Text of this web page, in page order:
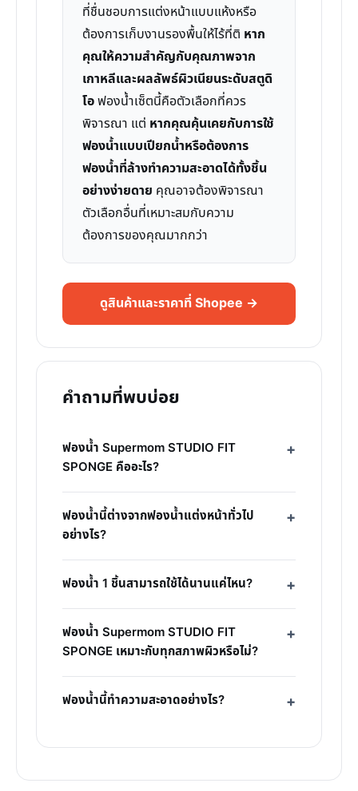
ที่ชื่นชอบการแต่งหน้าแบบแห้งหรือ
ต้องการเก็บงานรองพื้นให้ไร้ที่ติ หาก
คุณให้ความสำคัญกับคุณภาพจาก
เกาหลีและผลลัพธ์ผิวเนียนระดับสตูดิ
โอฟองน้ำเซ็ตนี้คือตัวเลือกที่ควร
พิจารณา แต่ หากคุณคุ้นเคยกับการใช้
ฟองน้ำแบบเปียกน้ำหรือต้องการ
ฟองน้ำที่ล้างทำความสะอาดได้ทั้งชิ้น
อย่างง่ายดาย คุณอาจต้องพิจารณา
ตัวเลือกอื่นที่เหมาะสมกับความ
ต้องการของคุณมากกว่า
ดูสินค้าและราคาที่ Shopee →
คำถามที่พบบ่อย
ฟองน้ำ Supermom STUDIO FIT
SPONGE คืออะไร?
ฟองน้ำนี้ต่างจากฟองน้ำแต่งหน้าทั่วไป
อย่างไร?
ฟองน้ำ 1 ชิ้นสามารถใช้ได้นานแค่ไหน?
ฟองน้ำ Supermom STUDIO FIT
SPONGE เหมาะกับทุกสภาพผิวหรือไม่?
ฟองน้ำนี้ทำความสะอาดอย่างไร?